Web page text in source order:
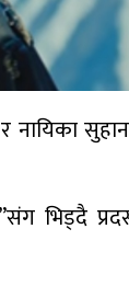
भिड्दै